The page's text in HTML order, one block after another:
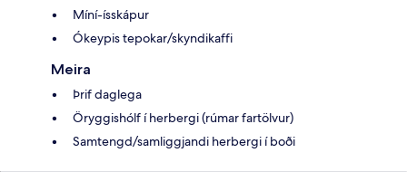
Míní-ísskápur
Ókeypis tepokar/skyndikaffi
Meira
Þrif daglega
Öryggishólf í herbergi (rúmar fartölvur)
Samtengd/samliggjandi herbergi í boði